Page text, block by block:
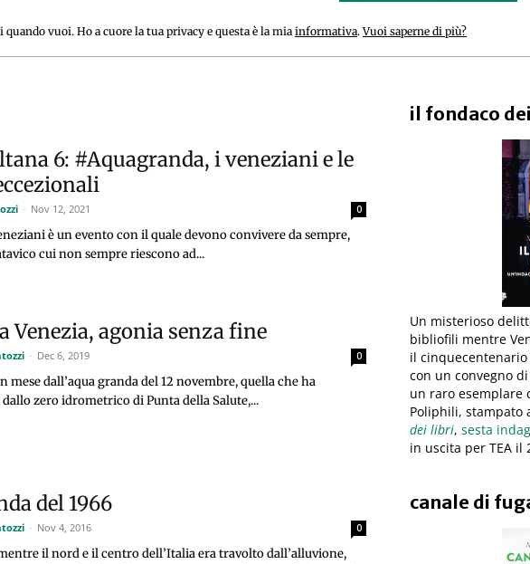
vuoi. Ho a cuore la tua privacy e questa è la mia informativa.Vuoi saperne di più?
6: #Aquagranda, i veneziani e le
- Nov 12, 2021 0
è un evento con il quale devono convivere da sempre,
cui non sempre riescono ad...
Venezia, agonia senza fine
- Dec 6, 2019 0
mese dall’aqua granda del 12 novembre, quella che ha
zero idrometrico di Punta della Salute,...
del 1966
- Nov 4, 2016 0
il nord e il centro dell’Italia era travolto dall’alluvione,
il fondaco
Un misterioso
bibliofili mentre
il
con un convegno
un raro esemplare
Poliphili, stampato
dei libri, sesta
in uscita per TEA il
canale di